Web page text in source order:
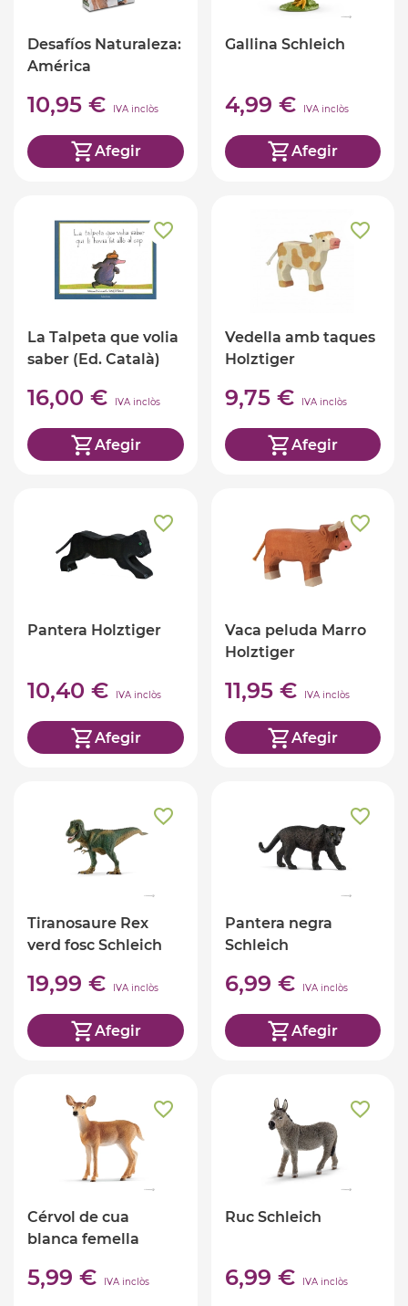
Desafíos Naturaleza:
América
10,95 € IVA inclòs
Afegir
Gallina Schleich
4,99 € IVA inclòs
Afegir
La Talpeta que volia
saber (Ed. Català)
16,00 € IVA inclòs
Afegir
Vedella amb taques
Holztiger
9,75 € IVA inclòs
Afegir
Pantera Holztiger
10,40 € IVA inclòs
Afegir
Vaca peluda Marro
Holztiger
11,95 € IVA inclòs
Afegir
Tiranosaure Rex
verd fosc Schleich
19,99 € IVA inclòs
Afegir
Pantera negra
Schleich
6,99 € IVA inclòs
Afegir
Cérvol de cua
blanca femella
5,99 € IVA inclòs
Ruc Schleich
6,99 € IVA inclòs